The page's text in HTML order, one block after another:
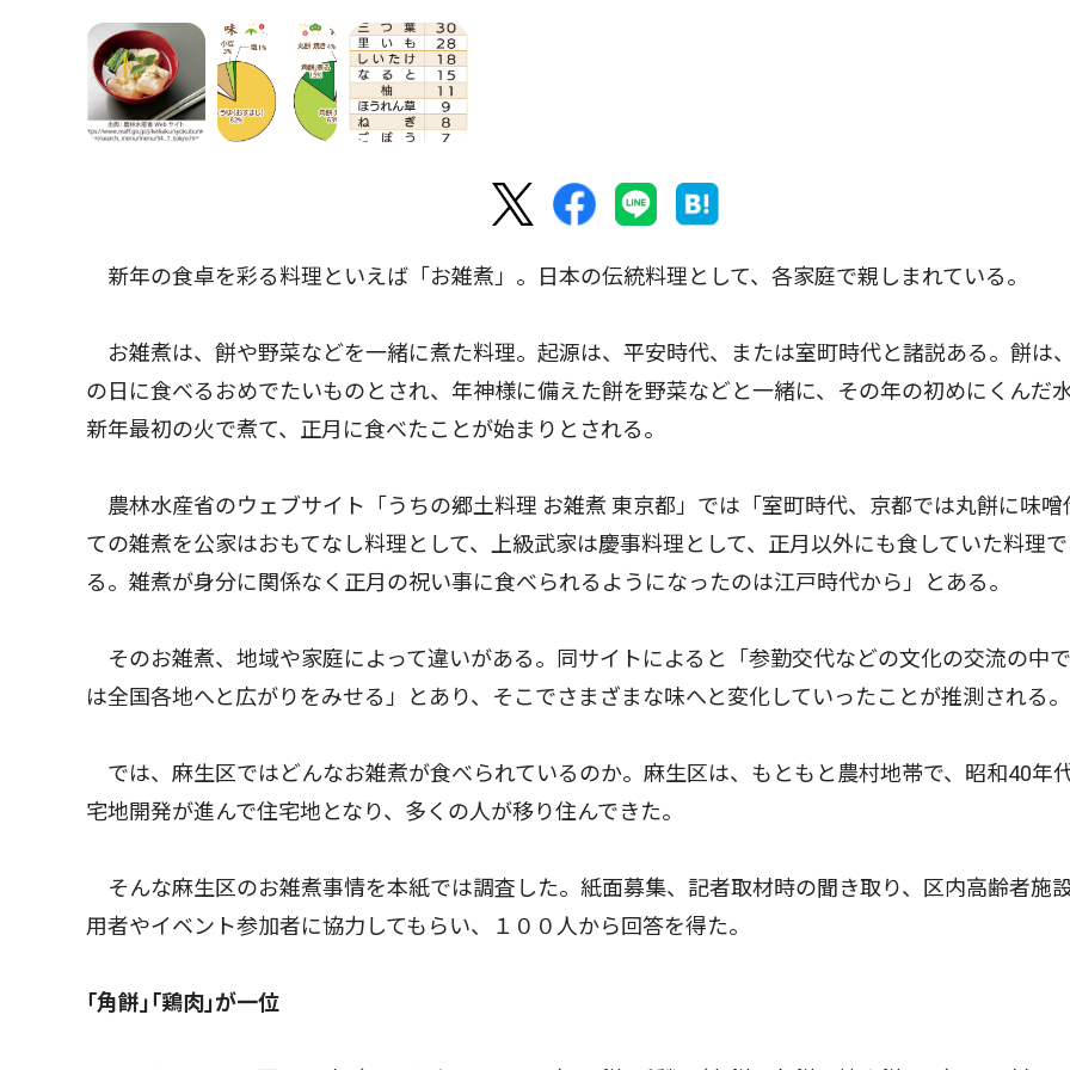
新年の食卓を彩る料理といえば「お雑煮」。日本の伝統料理として、各家庭で親しまれている。
お雑煮は、餅や野菜などを一緒に煮た料理。起源は、平安時代、または室町時代と諸説ある。餅は
の日に食べるおめでたいものとされ、年神様に備えた餅を野菜などと一緒に、その年の初めにくんだ水
新年最初の火で煮て、正月に食べたことが始まりとされる。
農林水産省のウェブサイト「うちの郷土料理 お雑煮 東京都」では「室町時代、京都では丸餅に味噌
ての雑煮を公家はおもてなし料理として、上級武家は慶事料理として、正月以外にも食していた料理
る。雑煮が身分に関係なく正月の祝い事に食べられるようになったのは江戸時代から」とある。
そのお雑煮、地域や家庭によって違いがある。同サイトによると「参勤交代などの文化の交流の中
は全国各地へと広がりをみせる」とあり、そこでさまざまな味へと変化していったことが推測される。
では、麻生区ではどんなお雑煮が食べられているのか。麻生区は、もともと農村地帯で、昭和40年
宅地開発が進んで住宅地となり、多くの人が移り住んできた。
そんな麻生区のお雑煮事情を本紙では調査した。紙面募集、記者取材時の聞き取り、区内高齢者施
用者やイベント参加者に協力してもらい、１００人から回答を得た。
｢角餅｣｢鶏肉｣が一位